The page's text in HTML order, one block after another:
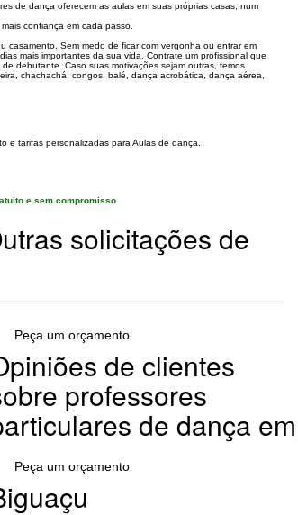
de dança oferecem as aulas em suas próprias casas, num
confiança em cada passo.
casamento. Sem medo de ficar com vergonha ou entrar em
mais importantes da sua vida. Contrate um profissional que
de debutante. Caso suas motivações sejam outras, temos
chachachá, congos, balé, dança acrobática, dança aérea,
e tarifas personalizadas para Aulas de dança.
e sem compromisso
solicitações de
Peça um orçamento
Peça um orçamento
de clientes
professores
de dança em